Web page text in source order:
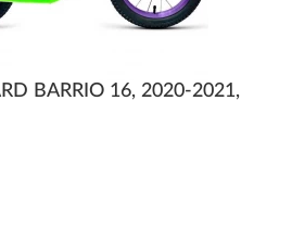
BARRIO 16, 2020-2021,